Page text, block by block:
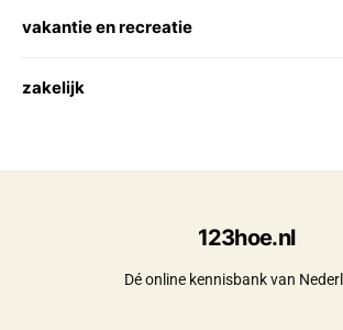
vakantie en recreatie
zakelijk
123hoe.nl
Dé online kennisbank van